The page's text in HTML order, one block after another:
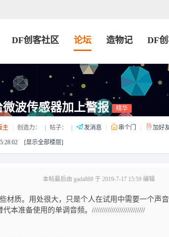
DF创客社区 论坛 造物记 DF
微波传感器加上警报 精华
主 创造力： 帖子： 发消息 串个门 加好
[显示全部楼层]
本帖最后由 gada888 于 2019-7-17 15:59 编辑
材质。用处很大，只是个人在试用中需要一个声
本准备使用的单调音频。///////////////////////////